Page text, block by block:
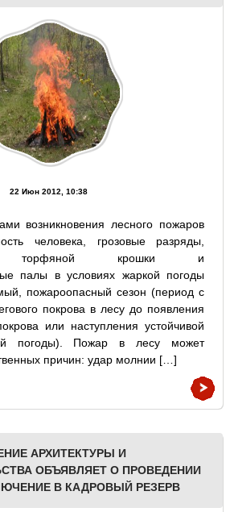
22 Июн 2012, 10:38
возникновения лесного пожаров
человека, грозовые разряды,
торфяной крошки и
палы в условиях жаркой погоды
пожароопасный сезон (период с
покрова в лесу до появления
или наступления устойчивой
погоды). Пожар в лесу может
причин: удар молнии […]
АРХИТЕКТУРЫ И
ОБЪЯВЛЯЕТ О ПРОВЕДЕНИИ
В КАДРОВЫЙ РЕЗЕРВ